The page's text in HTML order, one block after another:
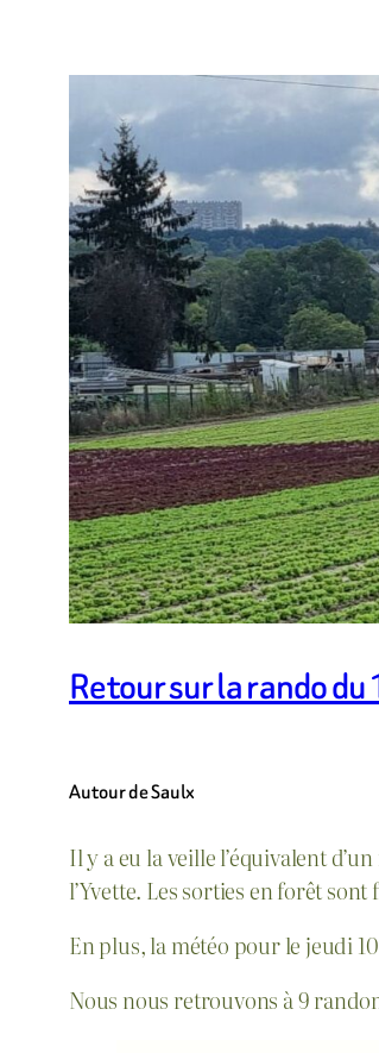
Retour sur la rando
Autour de Saulx
Il y a eu la veille l’équivalent
l’Yvette. Les sorties en forêt
En plus, la météo pour le jeudi
Nous nous retrouvons à 9